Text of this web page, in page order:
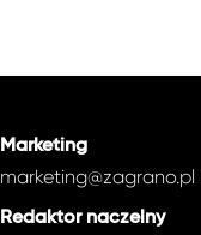
Marketing
marketing@zagrano.pl
Redaktor naczelny